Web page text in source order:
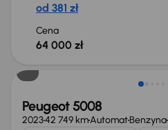
od 381 zł
Cena
64 000 zł
Świeżo skupione
Peugeot 5008
202342 749 kmAutomatBenzyna